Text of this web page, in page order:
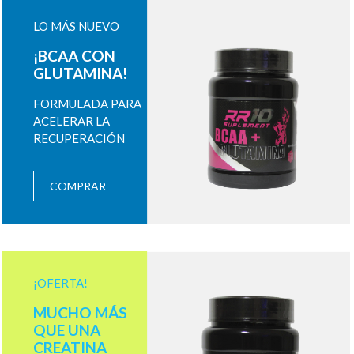
LO MÁS NUEVO
¡BCAA CON
GLUTAMINA!
FORMULADA PARA
ACELERAR LA
RECUPERACIÓN
COMPRAR
¡OFERTA!
MUCHO MÁS
QUE UNA
CREATINA